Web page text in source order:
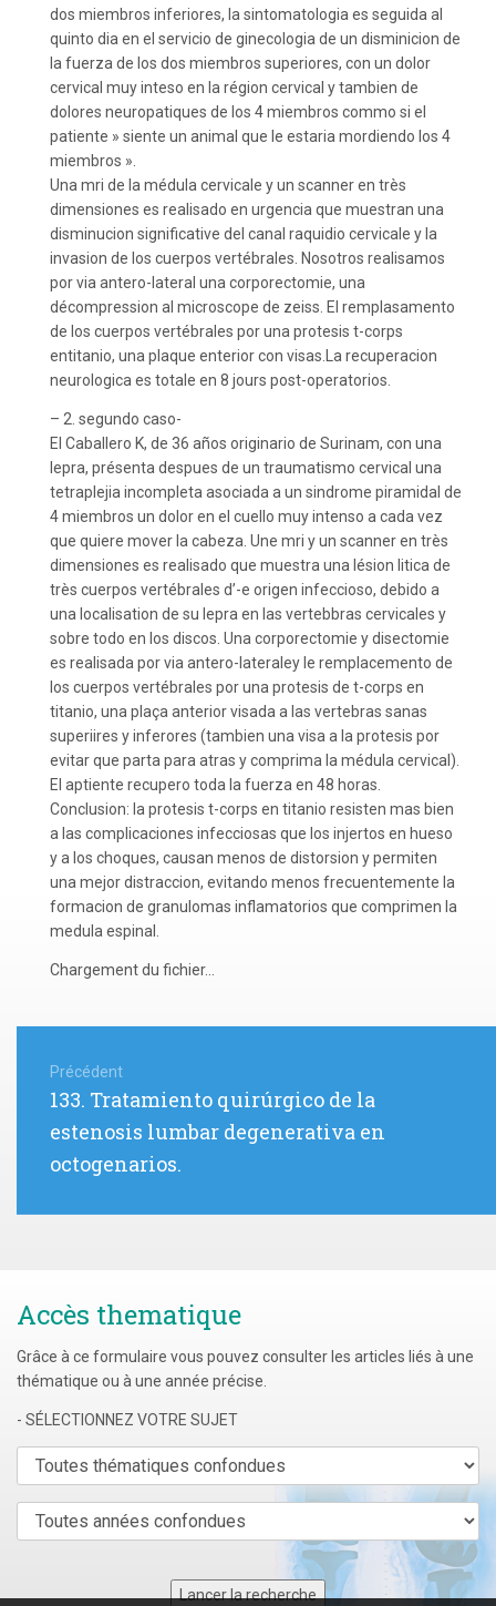
dos miembros inferiores, la sintomatologia es seguida al
quinto dia en el servicio de ginecologia de un disminicion de
la fuerza de los dos miembros superiores, con un dolor
cervical muy inteso en la région cervical y tambien de
dolores neuropatiques de los 4 miembros commo si el
patiente » siente un animal que le estaria mordiendo los 4
miembros ».
Una mri de la médula cervicale y un scanner en très
dimensiones es realisado en urgencia que muestran una
disminucion significative del canal raquidio cervicale y la
invasion de los cuerpos vertébrales. Nosotros realisamos
por via antero-lateral una corporectomie, una
décompression al microscope de zeiss. El remplasamento
de los cuerpos vertébrales por una protesis t-corps
entitanio, una plaque enterior con visas.La recuperacion
neurologica es totale en 8 jours post-operatorios.
– 2. segundo caso-
El Caballero K, de 36 años originario de Surinam, con una
lepra, présenta despues de un traumatismo cervical una
tetraplejia incompleta asociada a un sindrome piramidal de
4 miembros un dolor en el cuello muy intenso a cada vez
que quiere mover la cabeza. Une mri y un scanner en très
dimensiones es realisado que muestra una lésion litica de
très cuerpos vertébrales d’-e origen infeccioso, debido a
una localisation de su lepra en las vertebbras cervicales y
sobre todo en los discos. Una corporectomie y disectomie
es realisada por via antero-lateraley le remplacemento de
los cuerpos vertébrales por una protesis de t-corps en
titanio, una plaça anterior visada a las vertebras sanas
superiires y inferores (tambien una visa a la protesis por
evitar que parta para atras y comprima la médula cervical).
El aptiente recupero toda la fuerza en 48 horas.
Conclusion: la protesis t-corps en titanio resisten mas bien
a las complicaciones infecciosas que los injertos en hueso
y a los choques, causan menos de distorsion y permiten
una mejor distraccion, evitando menos frecuentemente la
formacion de granulomas inflamatorios que comprimen la
medula espinal.
Chargement du fichier...
de
l’article
Précédent
Article
133. Tratamiento quirúrgico de la
estenosis lumbar degenerativa en
octogenarios.
Accès thematique
Grâce à ce formulaire vous pouvez consulter les articles liés à une
thématique ou à une année précise.
- SÉLECTIONNEZ VOTRE SUJET